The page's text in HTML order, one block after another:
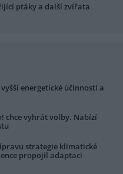
ptáky a další zvířata
energetické účinnosti a
chce vyhrát volby. Nabízí
strategie klimatické
propojil adaptaci